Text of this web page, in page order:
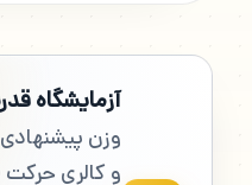
آزمایشگاه
وزن
و کالری